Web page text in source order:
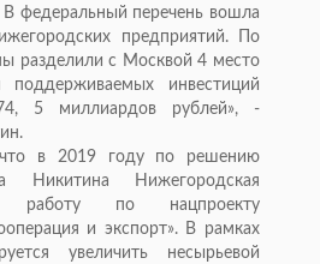
В федеральный перечень вошла
предприятий. По
разделили с Москвой 4 место
инвестиций
5 миллиардов рублей», -
в 2019 году по решению
Никитина Нижегородская
работу по нацпроекту
и экспорт». В рамках
увеличить несырьевой